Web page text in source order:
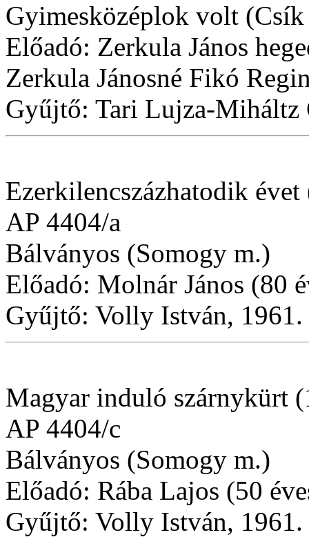
Gyimesközéplok volt
Előadó: Zerkula János
Zerkula Jánosné Fikó
Gyűjtő: Tari Lujza-Miháltz
Ezerkilencszázhatodik
AP 4404/a
Bálványos (Somogy m.)
Előadó: Molnár János (80
Gyűjtő: Volly István,
Magyar induló szárnykürt
AP 4404/c
Bálványos (Somogy m.)
Előadó: Rába Lajos (50
Gyűjtő: Volly István,